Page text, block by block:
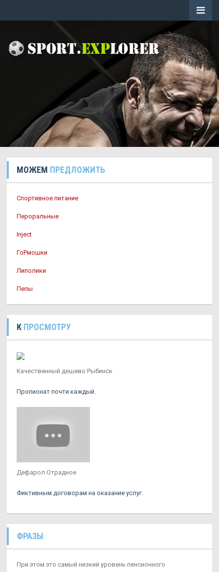
МОЖЕМ ПРЕДЛОЖИТЬ
Спортивное питание
Пероральные
Inject
ГоРмошки
Липолики
Пепы
К ПРОСМОТРУ
Качественный дешево Рыбинск
Пропионат почти каждый.
Дефарол Отрадное
Фиктивным договорам на оказание услуг.
ФРАЗЫ
При этом это самый низкий уровень пенсионного